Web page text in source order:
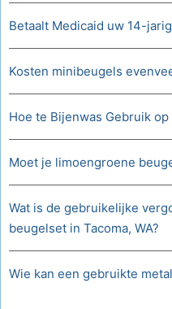
Betaalt Medicaid uw 14-
Kosten minibeugels
Hoe te Bijenwas Gebruik
Moet je limoengroene
Wat is de gebruikelijke
beugelset in Tacoma, WA?
Wie kan een gebruikte